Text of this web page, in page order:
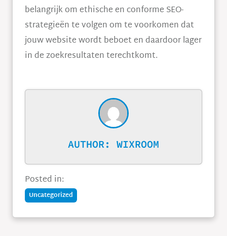
belangrijk om ethische en conforme SEO-
strategieën te volgen om te voorkomen dat
jouw website wordt beboet en daardoor lager
in de zoekresultaten terechtkomt.
AUTHOR: WIXROOM
Posted in:
Uncategorized